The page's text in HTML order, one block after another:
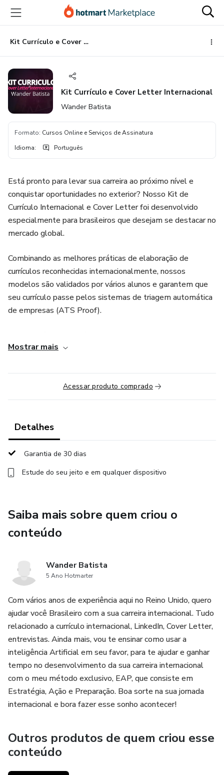
para
conteúdo
principal
para
pagamento
para
rodapé
Kit Currículo e Cover Letter Internacional
Kit Currículo e Cover Letter Internacional
Wander Batista
Formato: Cursos Online e Serviços de Assinatura
Idioma: Português
Está pronto para levar sua carreira ao próximo nível e
conquistar oportunidades no exterior? Nosso Kit de
Currículo Internacional e Cover Letter foi desenvolvido
especialmente para brasileiros que desejam se destacar no
mercado global.
Combinando as melhores práticas de elaboração de
currículos reconhecidas internacionalmente, nossos
modelos são validados por vários alunos e garantem que
seu currículo passe pelos sistemas de triagem automática
de empresas (ATS Proof).
internacionais;
- Cover letter personalizada e profissional;
- Instruções rápidas de como fazer o seu currículo 100%
ATS proof e cover letter.
qualquer parte do mundo, o Kit de Currículo e Cover Letter
Benefícios:
seletivos internacionais e também no Brasil;
- Modelo aprovado por vários alunos ao redor do mundo e
compatíveis com sistemas ATS;
- Fácil personalização para diferentes vagas e mercados.
Invista na sua carreira global e destaque-se entre os
melhores. Adquira agora o Kit de Currículo e Cover Letter
Internacional e dê o primeiro passo rumo à sua nova jornada
internacional!
Mostrar mais
Acessar produto comprado
Detalhes
Garantia de 30 dias
Estude do seu jeito e em qualquer dispositivo
Saiba mais sobre quem criou o
conteúdo
Wander Batista
5 Ano Hotmarter
Com vários anos de experiência aqui no Reino Unido, quero
ajudar você Brasileiro com a sua carreira internacional. Tudo
relacionado a currículo internacional, LinkedIn, Cover Letter,
entrevistas. Ainda mais, vou te ensinar como usar a
inteligência Artificial em seu favor, para te ajudar e ganhar
tempo no desenvolvimento da sua carreira internacional
com o meu método exclusivo, EAP, que consiste em
Estratégia, Açāo e Preparaçāo. Boa sorte na sua jornada
internacional e bora fazer esse sonho acontecer!
Outros produtos de quem criou esse
conteúdo